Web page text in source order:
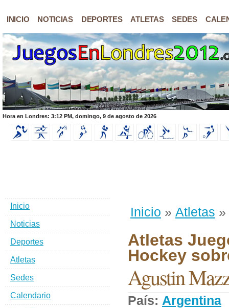
INICIO NOTICIAS DEPORTES ATLETAS SEDES
Hora en Londres: 3:12 PM, domingo, 9 de agosto de 2026
Inicio » Atletas
Atletas
Hockey
Agustin
País: Argentina
Inicio
Noticias
Deportes
Atletas
Sedes
Calendario